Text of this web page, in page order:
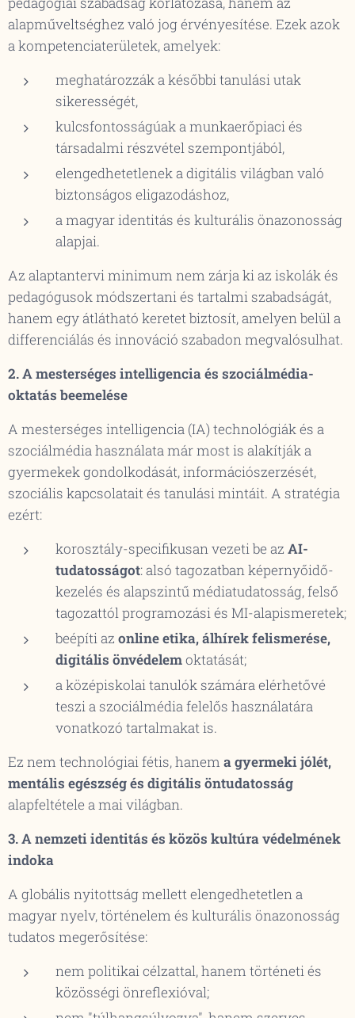
alapműveltséghez való jog érvényesítése. Ezek azok
a kompetenciaterületek, amelyek:
meghatározzák a későbbi tanulási utak
sikerességét,
kulcsfontosságúak a munkaerőpiaci és
társadalmi részvétel szempontjából,
elengedhetetlenek a digitális világban való
biztonságos eligazodáshoz,
a magyar identitás és kulturális önazonosság
alapjai.
Az alaptantervi minimum nem zárja ki az iskolák és
pedagógusok módszertani és tartalmi szabadságát,
hanem egy átlátható keretet biztosít, amelyen belül a
differenciálás és innováció szabadon megvalósulhat.
2. A mesterséges intelligencia és szociálmédia-
oktatás beemelése
A mesterséges intelligencia (IA) technológiák és a
szociálmédia használata már most is alakítják a
gyermekek gondolkodását, információszerzését,
szociális kapcsolatait és tanulási mintáit. A stratégia
ezért:
korosztály-specifikusan vezeti be az AI-
tudatosságot: alsó tagozatban képernyőidő-
kezelés és alapszintű médiatudatosság, felső
tagozattól programozási és MI-alapismeretek;
beépíti az online etika, álhírek felismerése,
digitális önvédelemoktatását;
a középiskolai tanulók számára elérhetővé
teszi a szociálmédia felelős használatára
vonatkozó tartalmakat is.
Ez nem technológiai fétis, hanem a gyermeki jólét,
mentális egészség és digitális öntudatosság
alapfeltétele a mai világban.
3. A nemzeti identitás és közös kultúra védelmének
indoka
A globális nyitottság mellett elengedhetetlen a
magyar nyelv, történelem és kulturális önazonosság
tudatos megerősítése:
nem politikai célzattal, hanem történeti és
közösségi önreflexióval;